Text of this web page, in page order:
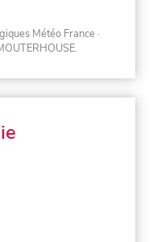
Météo France ·